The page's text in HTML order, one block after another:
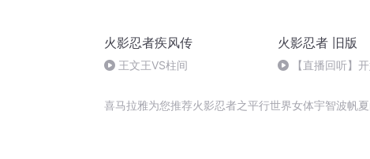
火影忍者疾风传
王文王VS柱间
火影忍者 旧版
【直播回听】
喜马拉雅为您推荐火影忍者之平行世界女体宇智波帆